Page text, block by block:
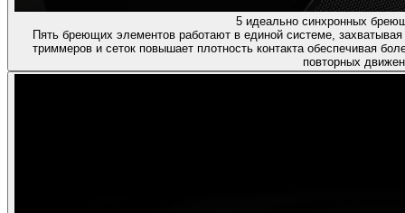
5 идеально синхронных
Пять бреющих элементов работают в единой системе,
триммеров и сеток повышает плотность контакта обеспечивая
повторных